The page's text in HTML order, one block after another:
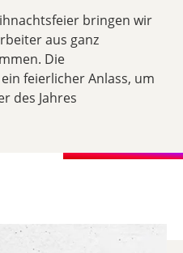
bringen wir
aus ganz
Die
feierlicher Anlass, um
des Jahres